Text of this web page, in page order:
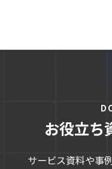
お役立ち
サービス資料や事